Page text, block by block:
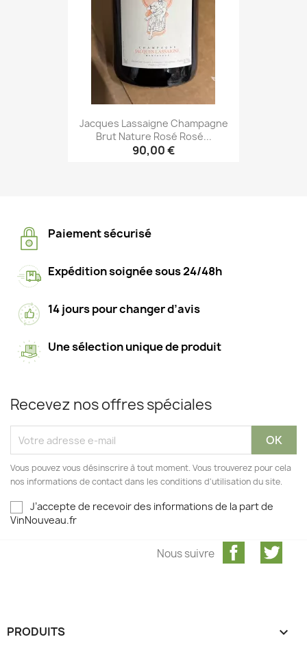
Jacques Lassaigne Champagne
Brut Nature Rosé Rosé...
90,00 €
Paiement sécurisé
Expédition soignée sous 24/48h
14 jours pour changer d’avis
Une sélection unique de produit
Recevez nos offres spéciales
Vous pouvez vous désinscrire à tout moment. Vous trouverez pour cela
nos informations de contact dans les conditions d'utilisation du site.
J’accepte de recevoir des informations de la part de
VinNouveau.fr
Facebook
Nous suivre
PRODUITS 